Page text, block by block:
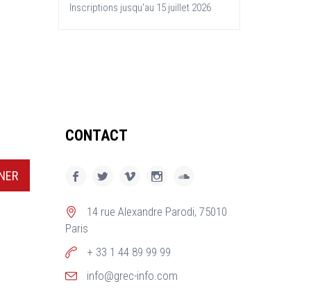
Inscriptions jusqu'au 15 juillet 2026
CONTACT
14 rue Alexandre Parodi, 75010
Paris
+ 33 1 44 89 99 99
info@grec-info.com